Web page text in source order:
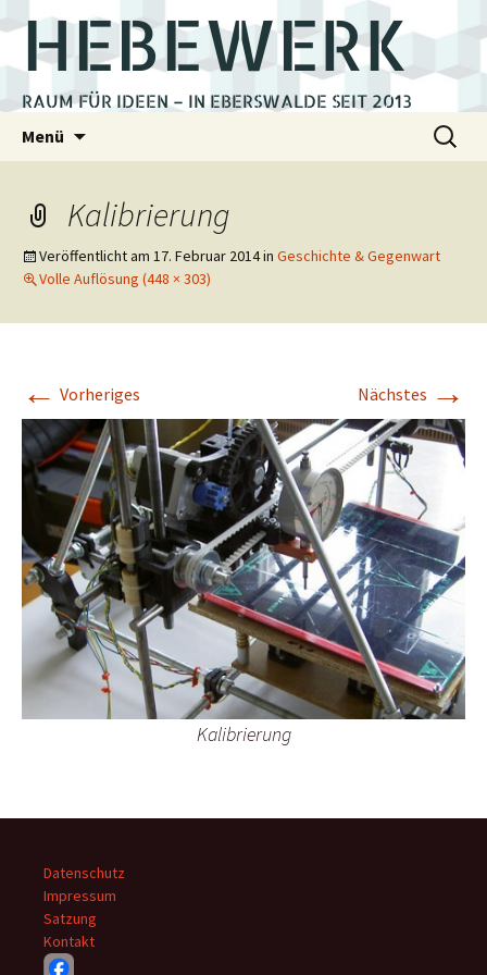
HEBEWERK
RAUM FÜR IDEEN – IN EBERSWALDE SEIT 2013
Menü
Suchen
nach:
Kalibrierung
Veröffentlicht am 17. Februar 2014in Geschichte & Gegenwart
Volle Auflösung (448 × 303)
← Vorheriges Nächstes →
Kalibrierung
Datenschutz
Impressum
Satzung
Kontakt